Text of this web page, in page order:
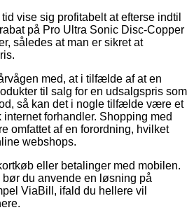
vise sig profitabelt at efterse indtil
på Pro Ultra Sonic Disc-Copper
således at man er sikret at
med, at i tilfælde af at en
til salg for en udsalgspris som
så kan det i nogle tilfælde være et
forhandler. Shopping med
omfattet af en forordning, hvilket
webshops.
eller betalinger med mobilen.
du anvende en løsning på
ViaBill, ifald du hellere vil